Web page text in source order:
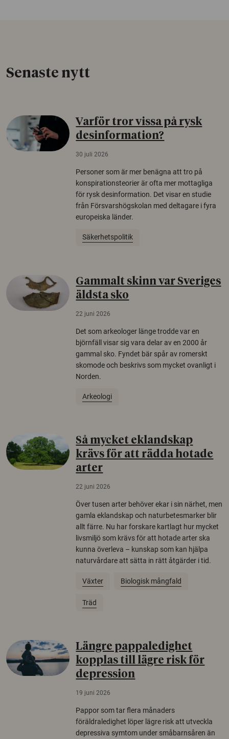
Senaste nytt
Varför tror vissa på rysk
desinformation?
30 juli 2026
Personer som är mer benägna att tro på
konspirationsteorier är ofta mer mottagliga
för rysk desinformation. Det visar en studie
från Försvarshögskolan med deltagare i fyra
europeiska länder.
Säkerhetspolitik
Gammalt skinn var Sveriges
äldsta sko
22 juni 2026
Det som arkeologer länge trodde var en
björnfäll visar sig vara delar av en 2000 år
gammal sko. Fyndet bär spår av romerskt
skomode och beskrivs som mycket ovanligt i
Norden.
Arkeologi
Så mycket eklandskap
krävs för att rädda hotade
arter
22 juni 2026
Över tusen arter behöver ekar i sin närhet, men
gamla eklandskap och naturbetesmarker blir
allt färre. Nu har forskare kartlagt hur mycket
livsmiljö som krävs för att hotade arter ska
kunna överleva – kunskap som kan hjälpa
naturvårdare att sätta in rätt åtgärder i tid.
Växter Biologisk mångfald
Träd
Längre pappaledighet
kopplas till lägre risk för
depression
19 juni 2026
Pappor som tar flera månaders
föräldraledighet löper lägre risk att utveckla
depressiva symtom under småbarnsåren än